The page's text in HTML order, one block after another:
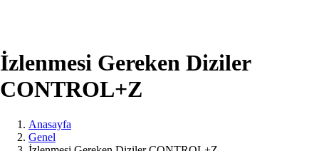
İzlenmesi Gereken Diziler
CONTROL+Z
Anasayfa
Genel